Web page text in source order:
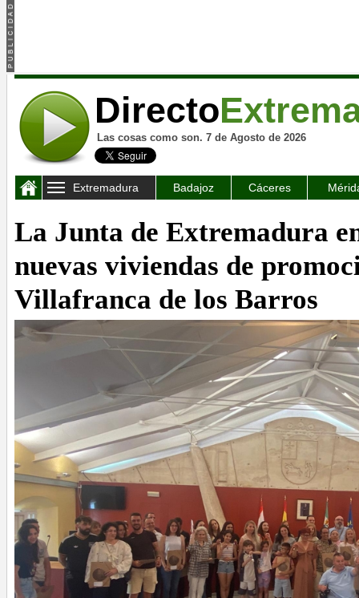
Directo
Las cosas como son. 7 de Agosto de 2026
Extremadura Badajoz Cáceres
La Junta de Extremadura
nuevas viviendas de
Villafranca de los Barros